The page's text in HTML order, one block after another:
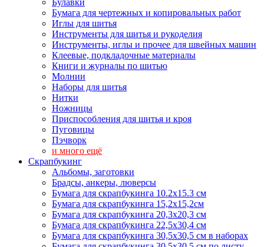
Булавки
Бумага для чертежных и копировальных работ
Иглы для шитья
Инструменты для шитья и рукоделия
Инструменты, иглы и прочее для швейных машин
Клеевые, подкладочные материалы
Книги и журналы по шитью
Молнии
Наборы для шитья
Нитки
Ножницы
Приспособления для шитья и кроя
Пуговицы
Пэчворк
и много ещё
Скрапбукинг
Альбомы, заготовки
Брадсы, анкеры, люверсы
Бумага для скрапбукинга 10.2х15.3 см
Бумага для скрапбукинга 15,2х15,2см
Бумага для скрапбукинга 20,3х20,3 см
Бумага для скрапбукинга 22,5х30,4 см
Бумага для скрапбукинга 30,5х30,5 см в наборах